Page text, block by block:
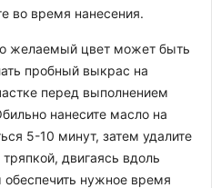
во время нанесения.
желаемый цвет может быть
пробный выкрас на
перед выполнением
нанесите масло на
5-10 минут, затем удалите
двигаясь вдоль
нужное время